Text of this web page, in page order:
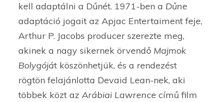
kell adaptálni a Dűnét. 1971-ben a Dűne
adaptáció jogait az Apjac Entertaiment feje,
Arthur P. Jacobs producer szerezte meg,
akinek a nagy sikernek örvendő Majmok
Bolygóját köszönhetjük, és a rendezést
rögtön felajánlotta Devaid Lean-nek, aki
többek közt azArábiai Lawrence című film